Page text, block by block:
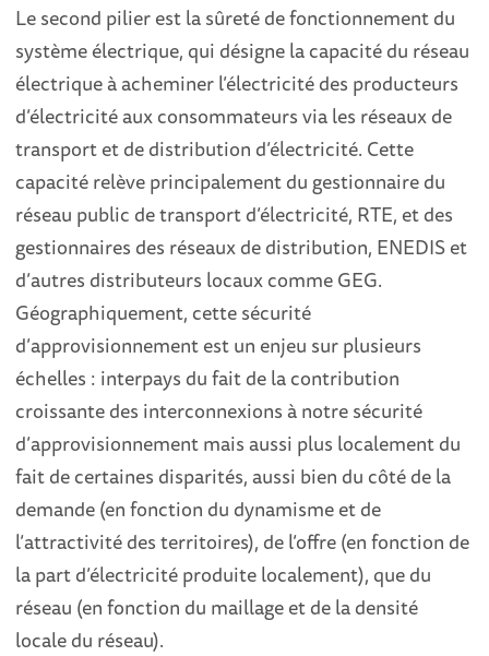
Le second pilier est la sûreté de fonctionnement du
système électrique, qui désigne la capacité du réseau
électrique à acheminer l’électricité des producteurs
d’électricité aux consommateurs via les réseaux de
transport et de distribution d’électricité. Cette
capacité relève principalement du gestionnaire du
réseau public de transport d’électricité, RTE, et des
gestionnaires des réseaux de distribution, ENEDIS et
d’autres distributeurs locaux comme GEG.
Géographiquement, cette sécurité
d’approvisionnement est un enjeu sur plusieurs
échelles : interpays du fait de la contribution
croissante des interconnexions à notre sécurité
d’approvisionnement mais aussi plus localement du
fait de certaines disparités, aussi bien du côté de la
demande (en fonction du dynamisme et de
l’attractivité des territoires), de l’offre (en fonction de
la part d’électricité produite localement), que du
réseau (en fonction du maillage et de la densité
locale du réseau).